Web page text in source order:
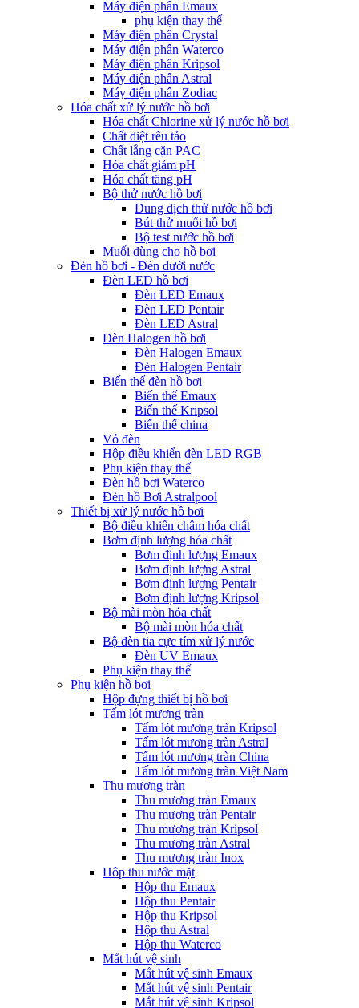
Máy điện phân Emaux
phụ kiện thay thế
Máy điện phân Crystal
Máy điện phân Waterco
Máy điện phân Kripsol
Máy điện phân Astral
Máy điện phân Zodiac
Hóa chất xử lý nước hồ bơi
Hóa chất Chlorine xử lý nước hồ bơi
Chất diệt rêu tảo
Chất lắng cặn PAC
Hóa chất giảm pH
Hóa chất tăng pH
Bộ thử nước hồ bơi
Dung dịch thử nước hồ bơi
Bút thử muối hồ bơi
Bộ test nước hồ bơi
Muối dùng cho hồ bơi
Đèn hồ bơi - Đèn dưới nước
Đèn LED hồ bơi
Đèn LED Emaux
Đèn LED Pentair
Đèn LED Astral
Đèn Halogen hồ bơi
Đèn Halogen Emaux
Đèn Halogen Pentair
Biến thế đèn hồ bơi
Biến thế Emaux
Biến thế Kripsol
Biến thế china
Vỏ đèn
Hộp điều khiển đèn LED RGB
Phụ kiện thay thế
Đèn hồ bơi Waterco
Đèn hồ Bơi Astralpool
Thiết bị xử lý nước hồ bơi
Bộ điều khiển châm hóa chất
Bơm định lượng hóa chất
Bơm định lượng Emaux
Bơm định lượng Astral
Bơm định lượng Pentair
Bơm định lượng Kripsol
Bộ mài mòn hóa chất
Bộ mài mòn hóa chất
Bộ đèn tia cực tím xử lý nước
Đèn UV Emaux
Phụ kiện thay thế
Phụ kiện hồ bơi
Hộp đựng thiết bị hồ bơi
Tấm lót mương tràn
Tấm lót mương tràn Kripsol
Tấm lót mương tràn Astral
Tấm lót mương tràn China
Tấm lót mương tràn Việt Nam
Thu mương tràn
Thu mương tràn Emaux
Thu mương tràn Pentair
Thu mương tràn Kripsol
Thu mương tràn Astral
Thu mương tràn Inox
Hôp thu nước mặt
Hộp thu Emaux
Hộp thu Pentair
Hộp thu Kripsol
Hộp thu Astral
Hộp thu Waterco
Mắt hút vệ sinh
Mắt hút vệ sinh Emaux
Mắt hút vệ sinh Pentair
Mắt hút vệ sinh Kripsol